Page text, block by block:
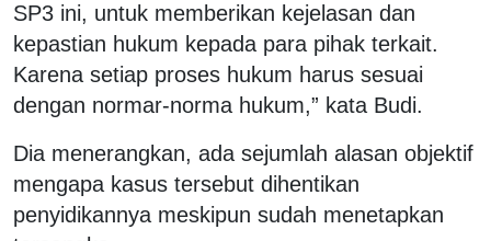
SP3 ini, untuk memberikan kejelasan dan
kepastian hukum kepada para pihak terkait.
Karena setiap proses hukum harus sesuai
dengan normar-norma hukum,” kata Budi.
Dia menerangkan, ada sejumlah alasan objektif
mengapa kasus tersebut dihentikan
penyidikannya meskipun sudah menetapkan